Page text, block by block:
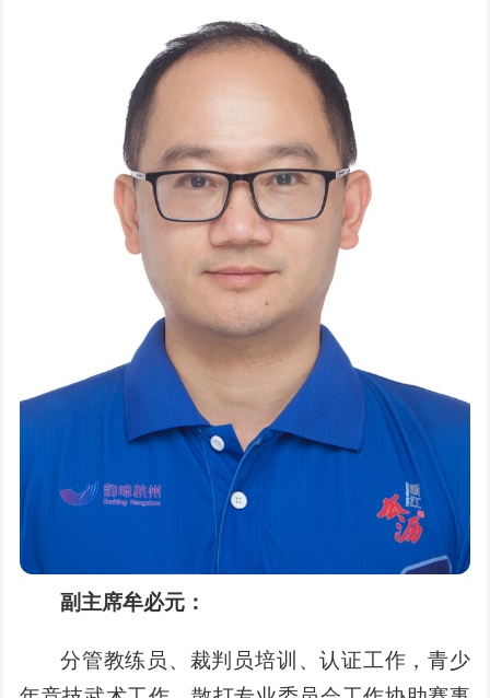
副主席牟必元：
分管教练员、裁判员培训、认证工作，青少